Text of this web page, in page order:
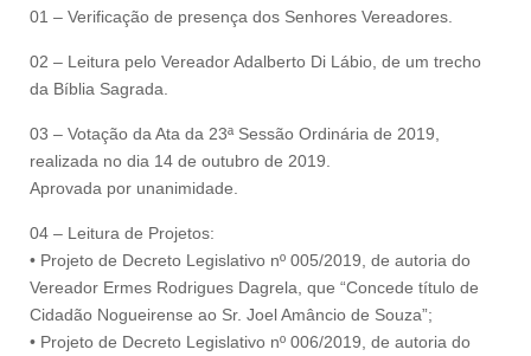
01 – Verificação de presença dos Senhores Vereadores.
02 – Leitura pelo Vereador Adalberto Di Lábio, de um trecho
da Bíblia Sagrada.
03 – Votação da Ata da 23ª Sessão Ordinária de 2019,
realizada no dia 14 de outubro de 2019.
Aprovada por unanimidade.
04 – Leitura de Projetos:
• Projeto de Decreto Legislativo nº 005/2019, de autoria do
Vereador Ermes Rodrigues Dagrela, que “Concede título de
Cidadão Nogueirense ao Sr. Joel Amâncio de Souza”;
• Projeto de Decreto Legislativo nº 006/2019, de autoria do